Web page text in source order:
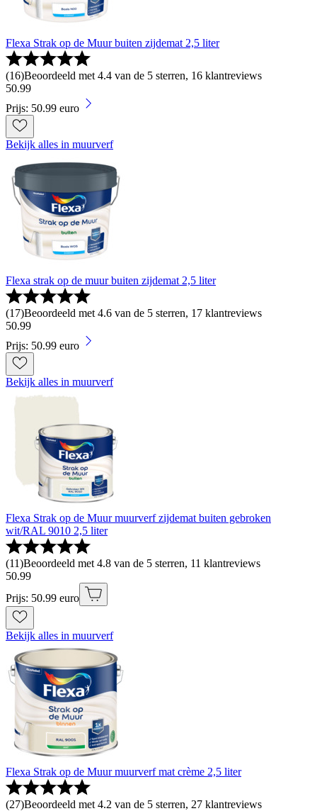
Flexa Strak op de Muur buiten zijdemat 2,5 liter
(16)Beoordeeld met 4.4 van de 5 sterren, 16 klantreviews
50.99
Prijs: 50.99 euro
Bekijk alles in muurverf
Flexa strak op de muur buiten zijdemat 2,5 liter
(17)Beoordeeld met 4.6 van de 5 sterren, 17 klantreviews
50.99
Prijs: 50.99 euro
Bekijk alles in muurverf
Flexa Strak op de Muur muurverf zijdemat buiten gebroken
wit/RAL 9010 2,5 liter
(11)Beoordeeld met 4.8 van de 5 sterren, 11 klantreviews
50.99
Prijs: 50.99 euro
Bekijk alles in muurverf
Flexa Strak op de Muur muurverf mat crème 2,5 liter
(27)Beoordeeld met 4.2 van de 5 sterren, 27 klantreviews